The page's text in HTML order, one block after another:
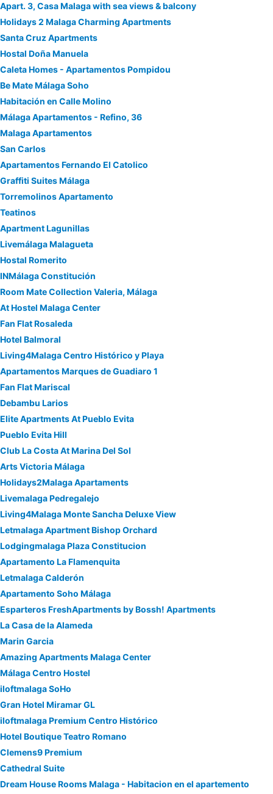
Apart. 3, Casa Malaga with sea views & balcony
Holidays 2 Malaga Charming Apartments
Santa Cruz Apartments
Hostal Doña Manuela
Caleta Homes - Apartamentos Pompidou
Be Mate Málaga Soho
Habitación en Calle Molino
Málaga Apartamentos - Refino, 36
Malaga Apartamentos
San Carlos
Apartamentos Fernando El Catolico
Graffiti Suites Málaga
Torremolinos Apartamento
Teatinos
Apartment Lagunillas
Livemálaga Malagueta
Hostal Romerito
INMálaga Constitución
Room Mate Collection Valeria, Málaga
At Hostel Malaga Center
Fan Flat Rosaleda
Hotel Balmoral
Living4Malaga Centro Histórico y Playa
Apartamentos Marques de Guadiaro 1
Fan Flat Mariscal
Debambu Larios
Elite Apartments At Pueblo Evita
Pueblo Evita Hill
Club La Costa At Marina Del Sol
Arts Victoria Málaga
Holidays2Malaga Apartaments
Livemalaga Pedregalejo
Living4Malaga Monte Sancha Deluxe View
Letmalaga Apartment Bishop Orchard
Lodgingmalaga Plaza Constitucion
Apartamento La Flamenquita
Letmalaga Calderón
Apartamento Soho Málaga
Esparteros FreshApartments by Bossh! Apartments
La Casa de la Alameda
Marin Garcia
Amazing Apartments Malaga Center
Málaga Centro Hostel
iloftmalaga SoHo
Gran Hotel Miramar GL
iloftmalaga Premium Centro Histórico
Hotel Boutique Teatro Romano
Clemens9 Premium
Cathedral Suite
Dream House Rooms Malaga - Habitacion en el apartemento